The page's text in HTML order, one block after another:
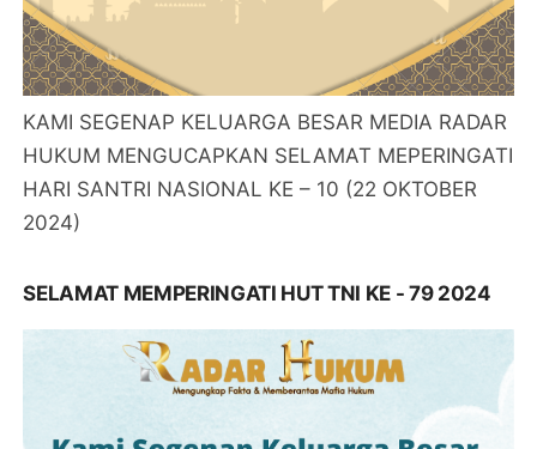
KAMI SEGENAP KELUARGA BESAR MEDIA RADAR
HUKUM MENGUCAPKAN SELAMAT MEPERINGATI
HARI SANTRI NASIONAL KE – 10 (22 OKTOBER
2024)
SELAMAT MEMPERINGATI HUT TNI KE - 79 2024